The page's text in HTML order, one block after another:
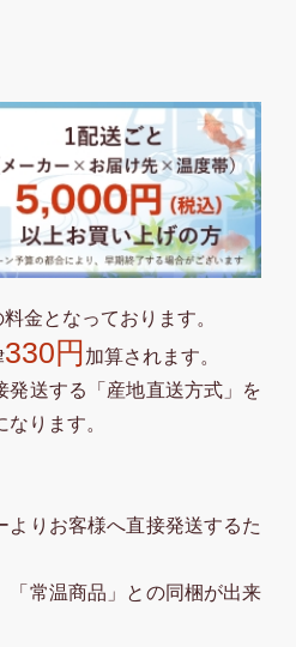
金となっております。
330円 加算されます。
送する「産地直送方式」を
ります。
りお客様へ直接発送するた
「常温商品」との同梱が出来